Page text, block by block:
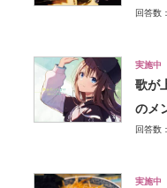
回答数
実施中
歌が
のメ
回答数
実施中